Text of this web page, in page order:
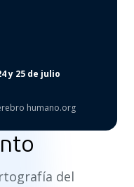
y 25 de julio
humano.org
del